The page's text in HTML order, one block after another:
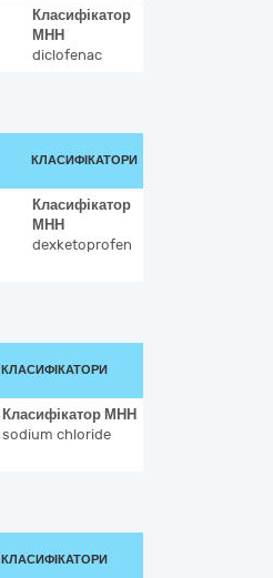
Класифікатор
МНН
diclofenac
КЛАСИФІКАТОРИ
Класифікатор
МНН
dexketoprofen
КЛАСИФІКАТОРИ
Класифікатор МНН
sodium chloride
КЛАСИФІКАТОРИ